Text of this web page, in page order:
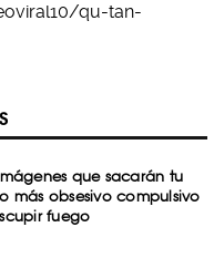
qu-tan-
que sacarán tu
más obsesivo compulsivo
fuego